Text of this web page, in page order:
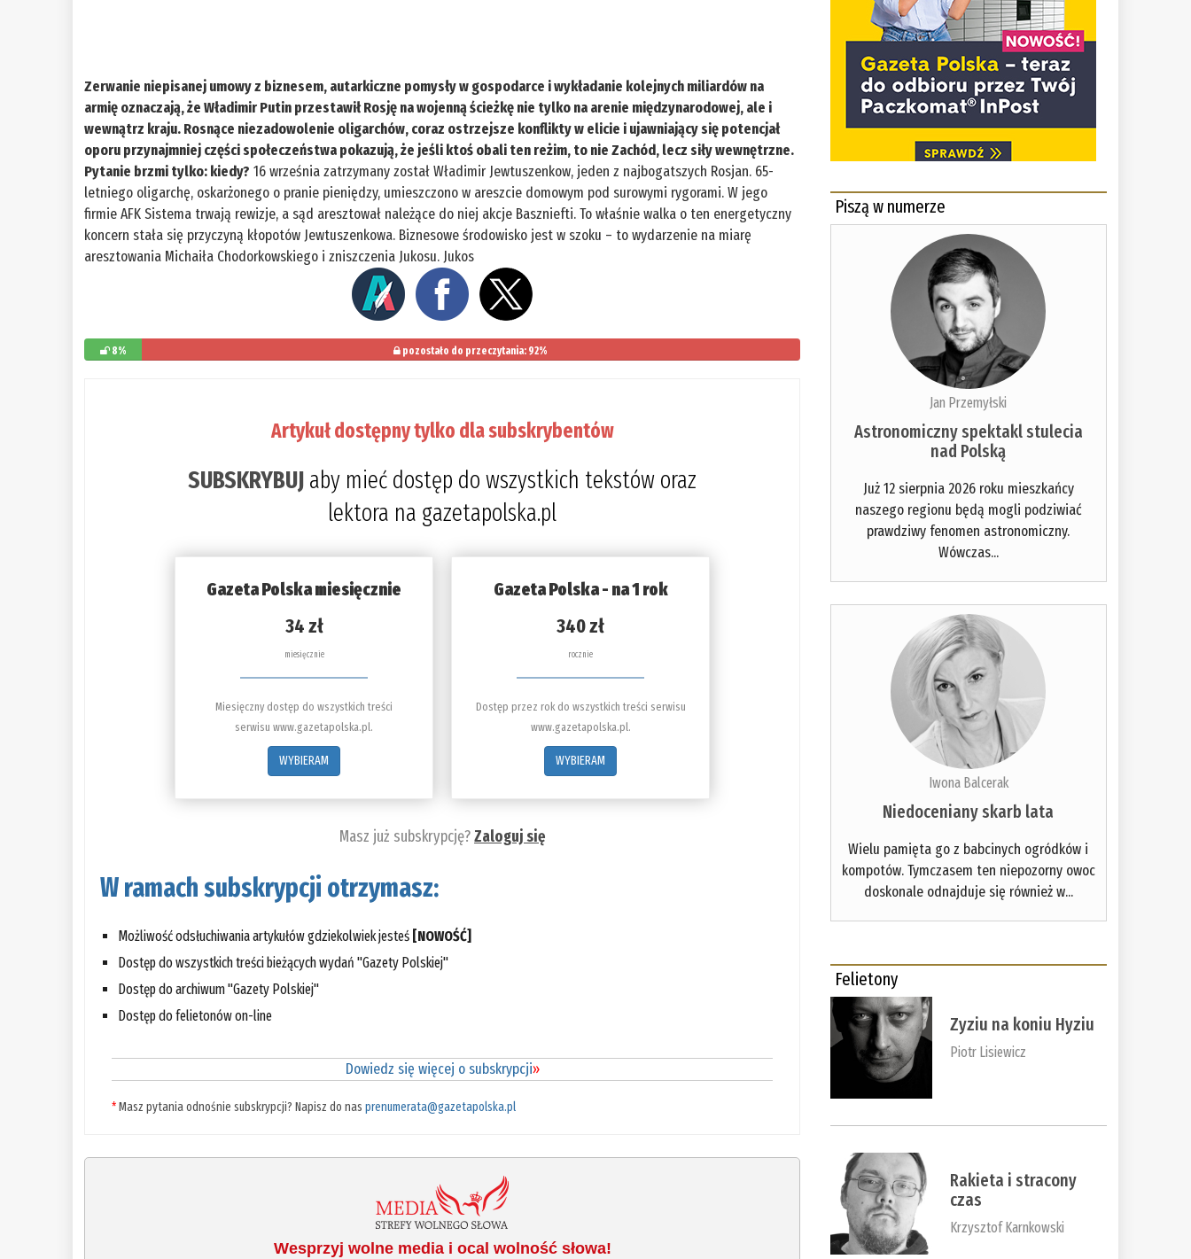
Zerwanie niepisanej umowy z biznesem, autarkiczne pomysły w gospodarce i wykładanie kolejnych miliardów na
armię oznaczają, że Władimir Putin przestawił Rosję na wojenną ścieżkę nie tylko na arenie międzynarodowej, ale i
wewnątrz kraju. Rosnące niezadowolenie oligarchów, coraz ostrzejsze konflikty w elicie i ujawniający się potencjał
oporu przynajmniej części społeczeństwa pokazują, że jeśli ktoś obali ten reżim, to nie Zachód, lecz siły wewnętrzne.
Pytanie brzmi tylko: kiedy? 16 września zatrzymany został Władimir Jewtuszenkow, jeden z najbogatszych Rosjan. 65-
letniego oligarchę, oskarżonego o pranie pieniędzy, umieszczono w areszcie domowym pod surowymi rygorami. W jego
firmie AFK Sistema trwają rewizje, a sąd aresztował należące do niej akcje Baszniefti. To właśnie walka o ten energetyczny
koncern stała się przyczyną kłopotów Jewtuszenkowa. Biznesowe środowisko jest w szoku – to wydarzenie na miarę
aresztowania Michaiła Chodorkowskiego i zniszczenia Jukosu. Jukos
8% pozostało do przeczytania: 92%
Artykuł dostępny tylko dla subskrybentów
SUBSKRYBUJ aby mieć dostęp do wszystkich tekstów oraz
lektora na gazetapolska.pl
Gazeta Polska miesięcznie
34 zł
miesięcznie
Miesięczny dostęp do wszystkich treści
serwisu www.gazetapolska.pl.
WYBIERAM
Gazeta Polska - na 1 rok
340 zł
rocznie
Dostęp przez rok do wszystkich treści serwisu
www.gazetapolska.pl.
WYBIERAM
Masz już subskrypcję?Zaloguj się
W ramach subskrypcji otrzymasz:
Możliwość odsłuchiwania artykułów gdziekolwiek jesteś [NOWOŚĆ]
Dostęp do wszystkich treści bieżących wydań "Gazety Polskiej"
Dostęp do archiwum "Gazety Polskiej"
Dostęp do felietonów on-line
Dowiedz się więcej o subskrypcji»
*Masz pytania odnośnie subskrypcji? Napisz do nasprenumerata@gazetapolska.pl
Wesprzyj wolne media i ocal wolność słowa!
Piszą w numerze
Jan Przemyłski
Astronomiczny spektakl stulecia
nad Polską
Już 12 sierpnia 2026 roku mieszkańcy
naszego regionu będą mogli podziwiać
prawdziwy fenomen astronomiczny.
Wówczas...
Iwona Balcerak
Niedoceniany skarb lata
Wielu pamięta go z babcinych ogródków i
kompotów. Tymczasem ten niepozorny owoc
doskonale odnajduje się również w...
Felietony
Zyziu na koniu Hyziu
Piotr Lisiewicz
Rakieta i stracony
czas
Krzysztof Karnkowski